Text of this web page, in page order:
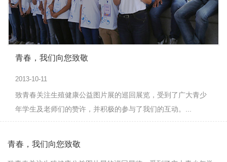
青春，我们向您致敬
2013-10-11
致青春关注生殖健康公益图片展的巡回展览，受到了广大青少
年学生及老师们的赞许，并积极的参与了我们的互动。...
青春，我们向您致敬